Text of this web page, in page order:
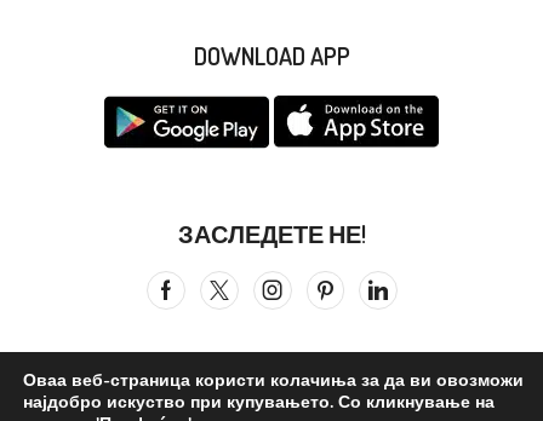
DOWNLOAD APP
ЗАСЛЕДЕТЕ НЕ!
Оваа веб-страница користи колачиња за да ви овозможи
најдобро искуство при купувањето. Со кликнување на